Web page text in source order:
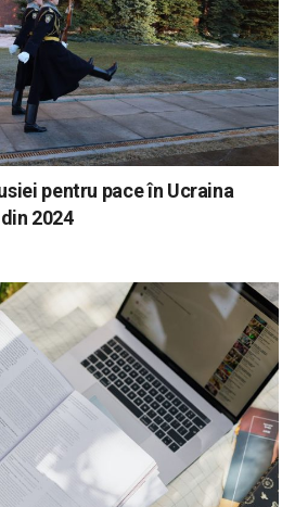
pentru pace în Ucraina
2024